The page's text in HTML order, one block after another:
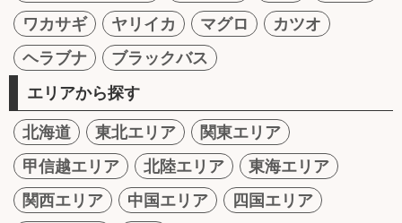
ワカサギ
ヤリイカ マグロ
カツオ
ヘラブナ
ブラックバス
エリアから探す
北海道 東北エリア
関東エリア
甲信越エリア
北陸エリア
東海エリア
関西エリア
中国エリア
四国エリア